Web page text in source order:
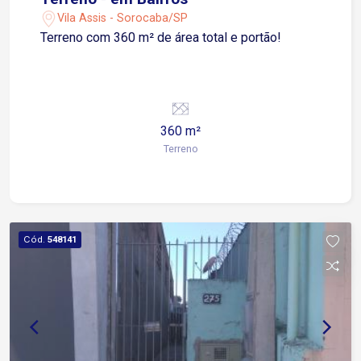
Vila Assis - Sorocaba/SP
Terreno com 360 m² de área total e portão!
360 m²
Terreno
Cód. 548141